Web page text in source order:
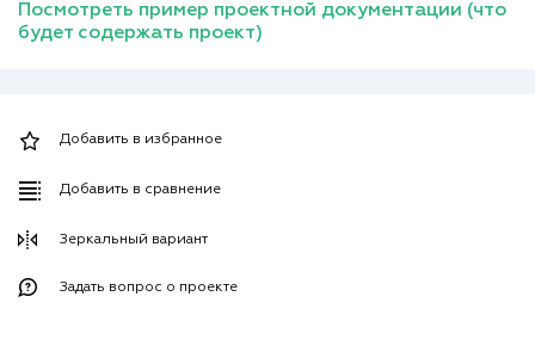
Посмотреть пример проектной документации (что
будет содержать проект)
Добавить в избранное
Добавить в сравнение
Зеркальный вариант
Задать вопрос о проекте